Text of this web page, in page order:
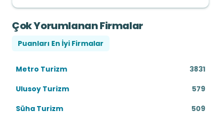
Çok Yorumlanan Firmalar
Puanları En İyi Firmalar
Metro Turizm
3831
Ulusoy Turizm
579
Süha Turizm
509